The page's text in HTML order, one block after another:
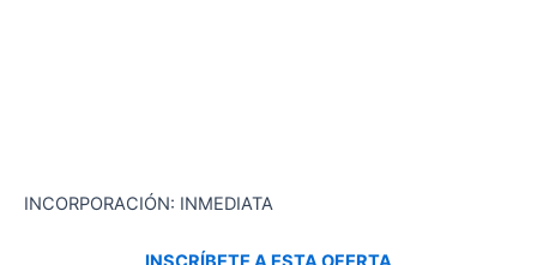
INCORPORACIÓN: INMEDIATA